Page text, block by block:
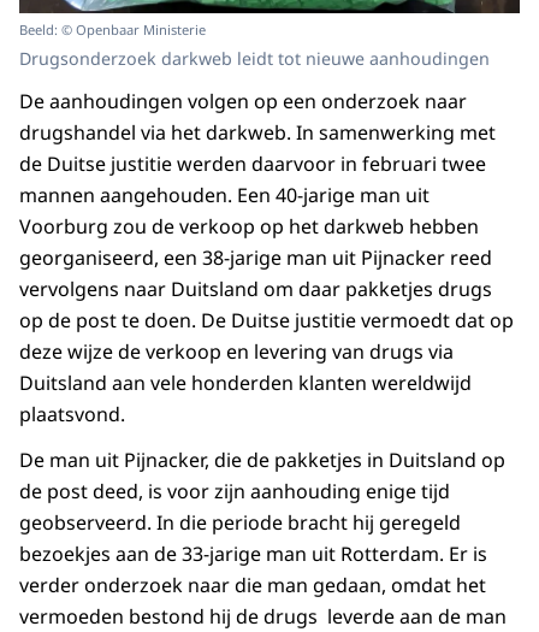
Beeld: © Openbaar Ministerie
Drugsonderzoek darkweb leidt tot nieuwe aanhoudingen
De aanhoudingen volgen op een onderzoek naar
drugshandel via het darkweb. In samenwerking met
de Duitse justitie werden daarvoor in februari twee
mannen aangehouden. Een 40-jarige man uit
Voorburg zou de verkoop op het darkweb hebben
georganiseerd, een 38-jarige man uit Pijnacker reed
vervolgens naar Duitsland om daar pakketjes drugs
op de post te doen. De Duitse justitie vermoedt dat op
deze wijze de verkoop en levering van drugs via
Duitsland aan vele honderden klanten wereldwijd
plaatsvond.
De man uit Pijnacker, die de pakketjes in Duitsland op
de post deed, is voor zijn aanhouding enige tijd
geobserveerd. In die periode bracht hij geregeld
bezoekjes aan de 33-jarige man uit Rotterdam. Er is
verder onderzoek naar die man gedaan, omdat het
vermoeden bestond hij de drugs leverde aan de man